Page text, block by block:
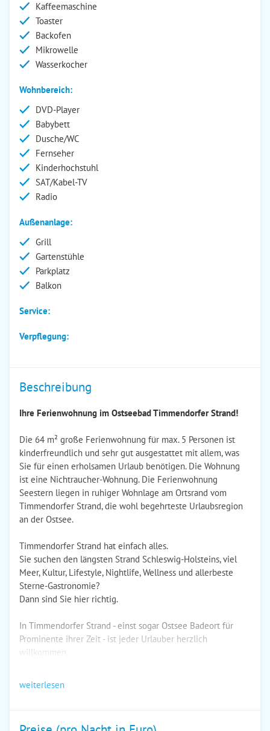
Kaffeemaschine
Toaster
Backofen
Mikrowelle
Wasserkocher
Wohnbereich:
DVD-Player
Babybett
Dusche/WC
Fernseher
Kinderhochstuhl
SAT/Kabel-TV
Radio
Außenanlage:
Grill
Gartenstühle
Parkplatz
Balkon
Service:
Verpflegung:
Beschreibung
Ihre Ferienwohnung im Ostseebad Timmendorfer Strand!
Die 64 m² große Ferienwohnung für max. 5 Personen ist
kinderfreundlich und sehr gut ausgestattet mit allem, was
Sie für einen erholsamen Urlaub benötigen. Die Wohnung
ist eine Nichtraucher-Wohnung. Die Ferienwohnung
Seestern liegen in ruhiger Wohnlage am Ortsrand vom
Timmendorfer Strand, die wohl begehrteste Urlaubsregion
an der Ostsee.
Timmendorfer Strand hat einfach alles.
Sie suchen den längsten Strand Schleswig-Holsteins, viel
Meer, Kultur, Lifestyle, Nightlife, Wellness und allerbeste
Sterne-Gastronomie?
Dann sind Sie hier richtig.
In Timmendorfer Strand - einst sogar Ostsee Badeort für
Prominente ihrer Zeit - ist jeder Urlauber herzlich
willkommen.
weiterlesen